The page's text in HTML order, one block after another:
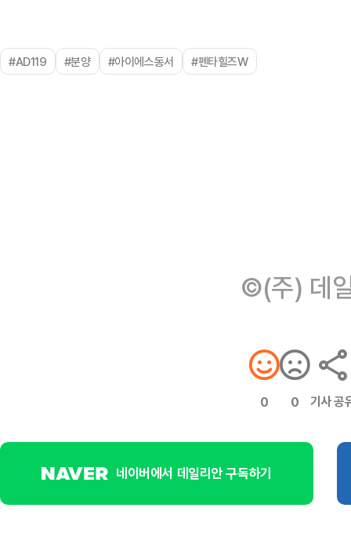
#AD119 #분양 #아이에스동서 #펜타힐즈W
©(주) 데
0 0 기사 공
네이버에서 데일리안 구독하기